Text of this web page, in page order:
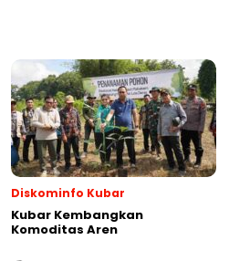
Diskominfo Kubar
Kubar Kembangkan
Komoditas Aren